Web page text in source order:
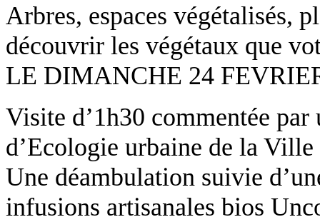
Arbres, espaces végétalisés,
découvrir les végétaux que
LE DIMANCHE 24
Visite d’1h30 commentée
d’Ecologie urbaine de la Ville
Une déambulation suivie
infusions artisanales bios